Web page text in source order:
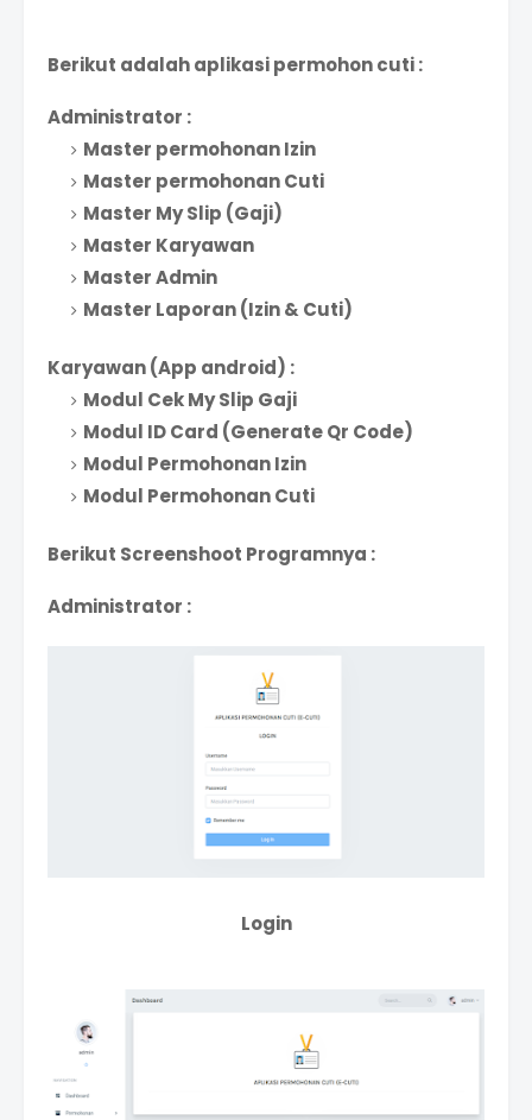
Berikut adalah aplikasi permohon cuti :
Administrator :
Master permohonan Izin
Master permohonan Cuti
Master My Slip (Gaji)
Master Karyawan
Master Admin
Master Laporan (Izin & Cuti)
Karyawan (App android) :
Modul Cek My Slip Gaji
Modul ID Card (Generate Qr Code)
Modul Permohonan Izin
Modul Permohonan Cuti
Berikut Screenshoot Programnya :
Administrator :
Login